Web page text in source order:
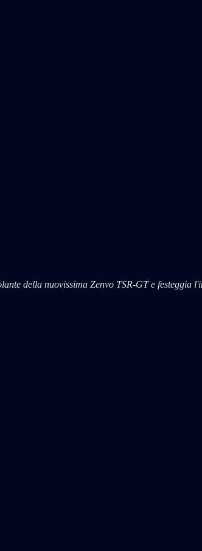
della nuovissima Zenvo TSR-GT e festeggia